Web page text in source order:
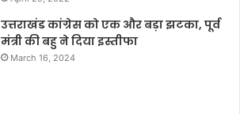
उत्तराखंड कांग्रेस को एक और बड़ा झटका, पूर्व
मंत्री की बहु ने दिया इस्तीफा
March 16, 2024